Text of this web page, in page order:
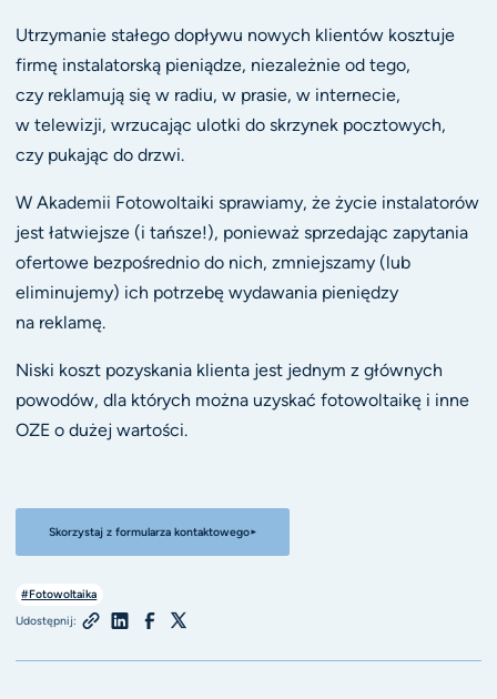
Utrzymanie stałego dopływu nowych klientów kosztuje
firmę instalatorską pieniądze, niezależnie od tego,
czy reklamują się w radiu, w prasie, w internecie,
w telewizji, wrzucając ulotki do skrzynek pocztowych,
czy pukając do drzwi.
W Akademii Fotowoltaiki sprawiamy, że życie instalatorów
jest łatwiejsze (i tańsze!), ponieważ sprzedając zapytania
ofertowe bezpośrednio do nich, zmniejszamy (lub
eliminujemy) ich potrzebę wydawania pieniędzy
na reklamę.
Niski koszt pozyskania klienta jest jednym z głównych
powodów, dla których można uzyskać fotowoltaikę i inne
OZE o dużej wartości.
Skorzystaj z formularza kontaktowego
#Fotowoltaika
Udostępnij: